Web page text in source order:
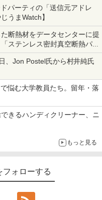
パーティの「送信元アドレ
うまWatch】
断熱材をデータセンターに提
ステンレス密封真空断熱パネ
、Jon Postel氏から村井純氏
悩む大学教員たち。留年・落
きるハンディクリーナー、ニ
もっと見る
フォローする